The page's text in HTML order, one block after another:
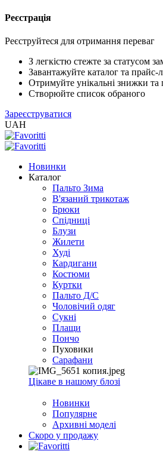
Реєстрація
Реєструйтеся для отримання переваг
З легкістю стежте за статусом
Завантажуйте каталог та прайс-
Отримуйте унікальні знижки та
Створюйте список обраного
Зареєструватися
UAH
Новинки
Каталог
Пальто Зима
В'язаний трикотаж
Брюки
Спідниці
Блузи
Жилети
Худі
Кардигани
Костюми
Куртки
Пальто Д/С
Чоловічий одяг
Сукні
Плащи
Пончо
Пуховики
Сарафани
Цікаве в нашому блозі
Новинки
Популярне
Архивні моделі
Скоро у продажу
XLS
EXCEL
(Розн.)
XLS
EXCEL
2005
(Опт)
XLSX